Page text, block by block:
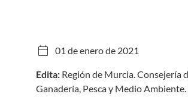
calendar_today 01 de enero de 2021
Edita: Región de Murcia. Consejería
Ganadería, Pesca y Medio